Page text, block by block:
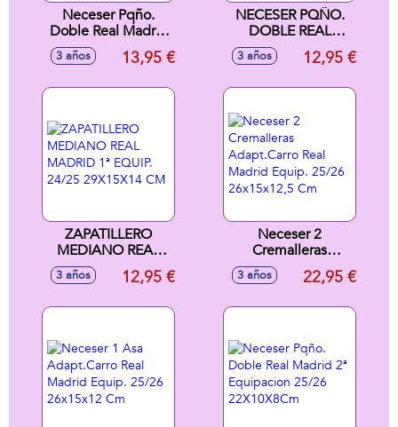
Neceser Pqño.
Doble Real Madrid
2ª Equipacion
24/25 22X10X8 Cm
3 años 13,95 €
NECESER PQÑO.
DOBLE REAL
MADRID 1ª EQUIP.
24/25 22X10X8 CM
3 años 12,95 €
ZAPATILLERO
MEDIANO REAL
MADRID 1ª EQUIP.
24/25 29X15X14
3 años 12,95 €
Neceser 2
Cremalleras
Adapt.Carro Real
Madrid Equip.
3 años 22,95 €